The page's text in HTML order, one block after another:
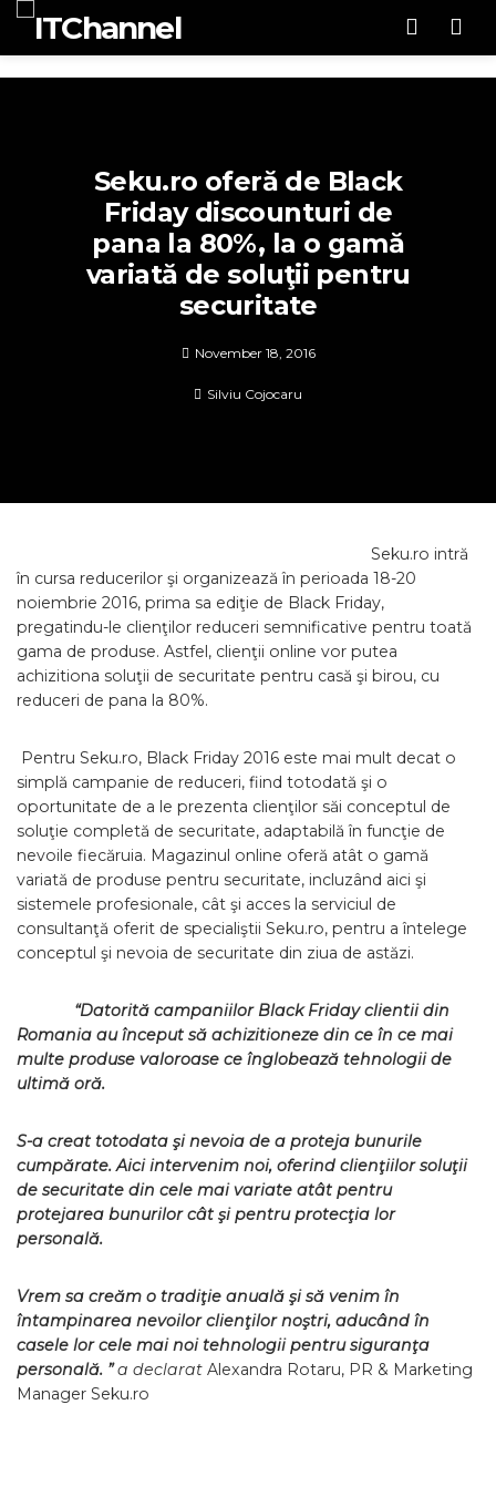
Seku.ro oferă de Black
Friday discounturi de
pana la 80%, la o gamă
variată de soluţii pentru
securitate
November 18, 2016
Silviu Cojocaru
Seku.ro intră
în cursa reducerilor şi organizează în perioada 18-20
noiembrie 2016, prima sa ediţie de Black Friday,
pregatindu-le clienţilor reduceri semnificative pentru toată
gama de produse. Astfel, clienţii online vor putea
achizitiona soluţii de securitate pentru casă şi birou, cu
reduceri de pana la 80%.
Pentru Seku.ro, Black Friday 2016 este mai mult decat o
simplă campanie de reduceri, fiind totodată şi o
oportunitate de a le prezenta clienţilor săi conceptul de
soluţie completă de securitate, adaptabilă în funcţie de
nevoile fiecăruia. Magazinul online oferă atât o gamă
variată de produse pentru securitate, incluzând aici şi
sistemele profesionale, cât şi acces la serviciul de
consultanţă oferit de specialiştii Seku.ro, pentru a întelege
conceptul şi nevoia de securitate din ziua de astăzi.
“Datorită campaniilor Black Friday clientii din
Romania au început să achizitioneze din ce în ce mai
multe produse valoroase ce înglobează tehnologii de
ultimă oră.
S-a creat totodata şi nevoia de a proteja bunurile
cumpărate. Aici intervenim noi, oferind clienţiilor soluţii
de securitate din cele mai variate atât pentru
protejarea bunurilor cât şi pentru protecţia lor
personală.
Vrem sa creăm o tradiţie anuală şi să venim în
întampinarea nevoilor clienţilor noştri, aducând în
casele lor cele mai noi tehnologii pentru siguranţa
personală. ”a declarat Alexandra Rotaru, PR & Marketing
Manager Seku.ro